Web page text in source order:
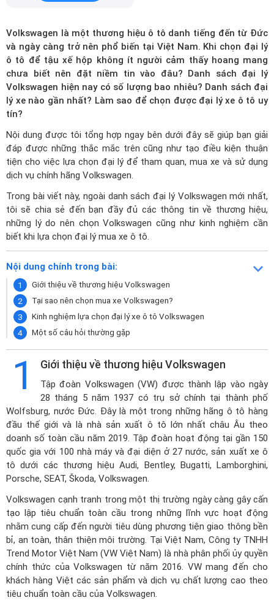
Volkswagen là một thương hiệu ô tô danh tiếng đến từ Đức
và ngày càng trở nên phổ biến tại Việt Nam. Khi chọn đại lý
ô tô để tậu xế hộp không ít người cảm thấy hoang mang
chưa biết nên đặt niềm tin vào đâu? Danh sách đại lý
Volkswagen hiện nay có số lượng bao nhiêu? Danh sách đại
lý xenào gần nhất? Làm sao để chọn được đại lý xe ô tô uy
tín?
Nội dung được tôi tổng hợp ngay bên dưới đây sẽ giúp bạn giải
đáp được những thắc mắc trên cũng như tạo điều kiện thuận
tiện cho việc lựa chọn đại lý để tham quan, mua xe và sử dụng
dịch vụ chính hãng Volkswagen.
Trong bài viết này, ngoài danh sách đại lý Volkswagen mới nhất,
tôi sẽ chia sẻ đến bạn đầy đủ các thông tin về thương hiệu,
những lý do nên chọn Volkswagen cũng như kinh nghiệm cần
biết khi lựa chọn đại lý mua xe ô tô.
Nội dung chính trong bài:
Giới thiệu về thương hiệu Volkswagen
Tại sao nên chọn mua xe Volkswagen?
Kinh nghiệm lựa chọn đại lý xe ô tô Volkswagen
Một số câu hỏi thường gặp
1 Giới thiệu về thương hiệu Volkswagen
Tập đoàn Volkswagen (VW) được thành lập vào ngày
28 tháng 5 năm 1937 có trụ sở chính tại thành phố
Wolfsburg, nước Đức. Đây là một trong những hãng ô tô hàng
đầu thế giới và là nhà sản xuất ô tô lớn nhất châu Âu theo
doanh số toàn cầu năm 2019. Tập đoàn hoạt động tại gần 150
quốc gia với 100 nhà máy và đại diện ở 27 nước, sản xuất xe ô
tô dưới các thương hiệu Audi, Bentley, Bugatti, Lamborghini,
Porsche, SEAT, Škoda, Volkswagen.
Volkswagen cạnh tranh trong một thị trường ngày càng gây cấn
tạo lập tiêu chuẩn toàn cầu trong những lĩnh vực hoạt động
nhằm cung cấp đến người tiêu dùng phương tiện giao thông bền
bỉ, an toàn, thân thiện môi trường. Tại Việt Nam, Công ty TNHH
Trend Motor Việt Nam (VW Việt Nam) là nhà phân phối ủy quyền
chính thức của Volkswagen từ năm 2016. VW mang đến cho
khách hàng Việt các sản phẩm và dịch vụ chất lượng cao theo
tiêu chuẩn toàn cầu của Volkswagen.